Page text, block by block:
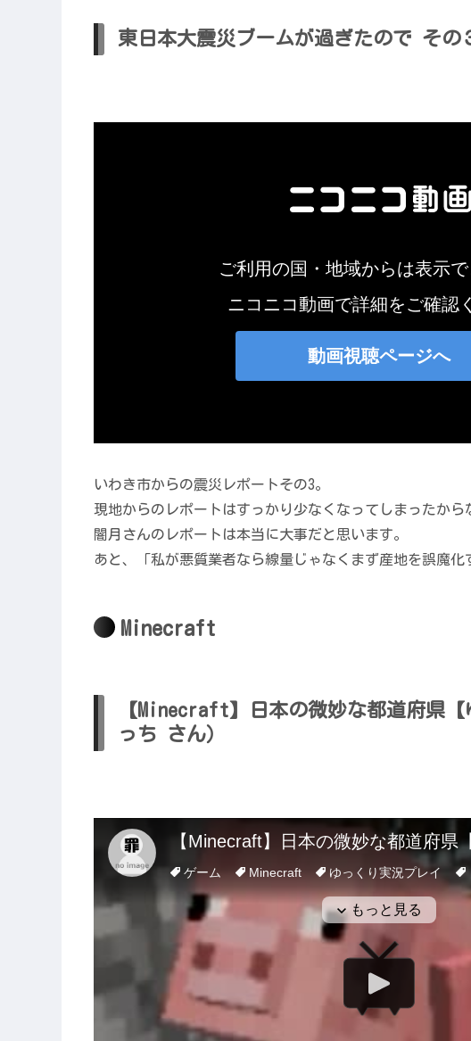
東日本大震災ブームが過ぎたので その
いわき市からの震災レポートその3。
現地からのレポートはすっかり少なくなってしまったか
闇月さんのレポートは本当に大事だと思います。
あと、「私が悪質業者なら線量じゃなくまず産地を誤魔
Minecraft
【Minecraft】日本の微妙な都道府県
っち さん）